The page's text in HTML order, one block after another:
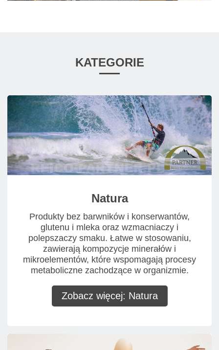
KATEGORIE
Natura
Produkty bez barwników i konserwantów,
glutenu i mleka oraz wzmacniaczy i
polepszaczy smaku. Łatwe w stosowaniu,
zawierają kompozycje minerałów i
mikroelementów, które wspomagają procesy
metaboliczne zachodzące w organizmie.
Zobacz więcej: Natura